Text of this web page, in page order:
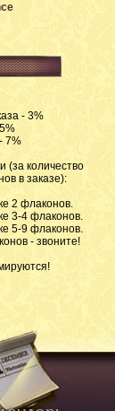
- 3%
7%
(за количество
в заказе):
2 флаконов.
3-4 флаконов.
5-9 флаконов.
- звоните!